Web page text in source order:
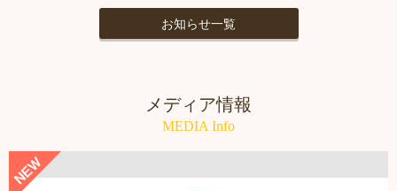
お知らせ一覧
メディア情報
MEDIA Info